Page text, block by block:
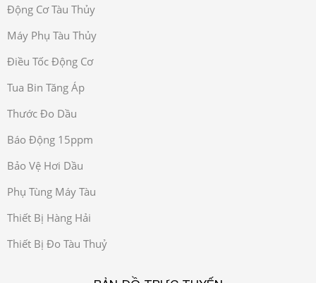
Động Cơ Tàu Thủy
Máy Phụ Tàu Thủy
Điều Tốc Động Cơ
Tua Bin Tăng Áp
Thước Đo Dầu
Báo Động 15ppm
Bảo Vệ Hơi Dầu
Phụ Tùng Máy Tàu
Thiết Bị Hàng Hải
Thiết Bị Đo Tàu Thuỷ